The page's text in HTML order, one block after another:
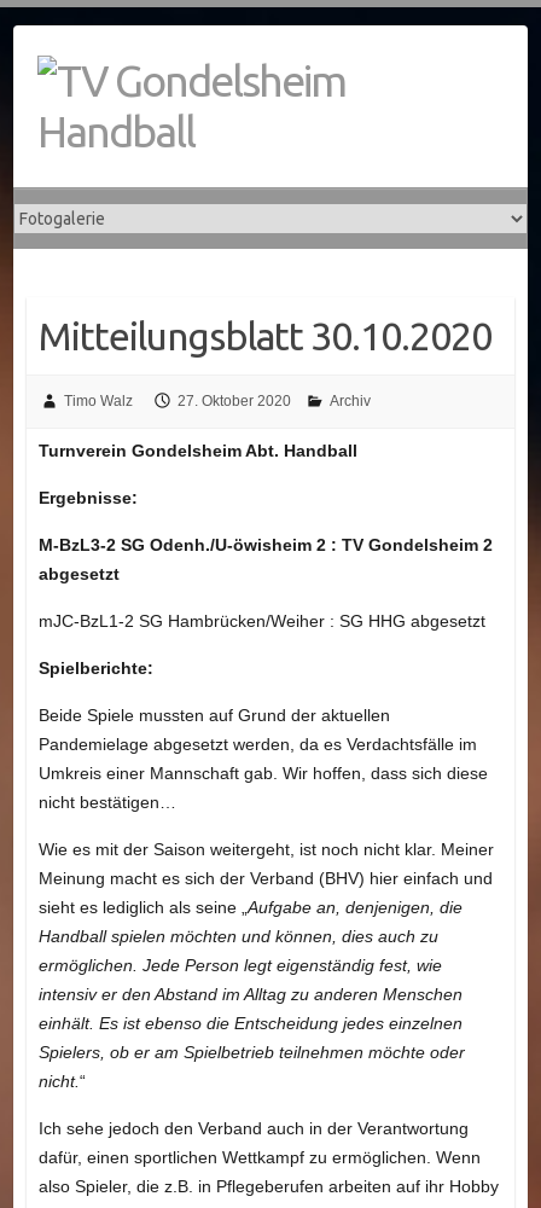
content
Mitteilungsblatt 30.10.2020
Timo Walz 27. Oktober 2020 Archiv
Turnverein Gondelsheim Abt. Handball
Ergebnisse:
M-BzL3-2 SG Odenh./U-öwisheim 2 : TV Gondelsheim 2
abgesetzt
mJC-BzL1-2 SG Hambrücken/Weiher : SG HHG abgesetzt
Spielberichte:
Beide Spiele mussten auf Grund der aktuellen
Pandemielage abgesetzt werden, da es Verdachtsfälle im
Umkreis einer Mannschaft gab. Wir hoffen, dass sich diese
nicht bestätigen…
Wie es mit der Saison weitergeht, ist noch nicht klar. Meiner
Meinung macht es sich der Verband (BHV) hier einfach und
sieht es lediglich als seine „ Aufgabe an, denjenigen, die
Handball spielen möchten und können, dies auch zu
ermöglichen. Jede Person legt eigenständig fest, wie
intensiv er den Abstand im Alltag zu anderen Menschen
einhält. Es ist ebenso die Entscheidung jedes einzelnen
Spielers, ob er am Spielbetrieb teilnehmen möchte oder
nicht.“
Ich sehe jedoch den Verband auch in der Verantwortung
dafür, einen sportlichen Wettkampf zu ermöglichen. Wenn
also Spieler, die z.B. in Pflegeberufen arbeiten auf ihr Hobby